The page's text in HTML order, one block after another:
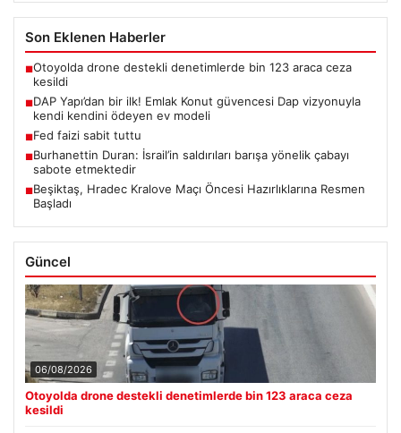
Son Eklenen Haberler
■Otoyolda drone destekli denetimlerde bin 123 araca ceza
kesildi
■DAP Yapı’dan bir ilk! Emlak Konut güvencesi Dap vizyonuyla
kendi kendini ödeyen ev modeli
■Fed faizi sabit tuttu
■Burhanettin Duran: İsrail’in saldırıları barışa yönelik çabayı
sabote etmektedir
■Beşiktaş, Hradec Kralove Maçı Öncesi Hazırlıklarına Resmen
Başladı
Güncel
06/08/2026
Otoyolda drone destekli denetimlerde bin 123 araca ceza
kesildi